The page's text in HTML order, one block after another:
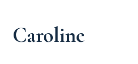
Caroline